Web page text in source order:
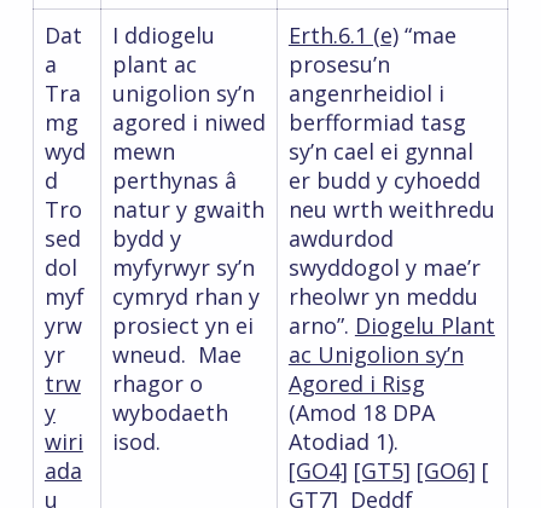
Dat
a
Tra
mg
wyd
d
Tro
sed
dol
myf
yrw
yr
trw
y
wiri
ada
u
I ddiogelu
plant ac
unigolion sy’n
agored i niwed
mewn
perthynas â
natur y gwaith
bydd y
myfyrwyr sy’n
cymryd rhan y
prosiect yn ei
wneud. Mae
rhagor o
wybodaeth
isod.
Erth.6.1 (e)“mae
prosesu’n
angenrheidiol i
berfformiad tasg
sy’n cael ei gynnal
er budd y cyhoedd
neu wrth weithredu
awdurdod
swyddogol y mae’r
rheolwr yn meddu
arno”. Diogelu Plant
ac Unigolion sy’n
Agored i Risg
(Amod 18 DPA
Atodiad 1).
[GO4] [GT5] [GO6] [
GT7] Deddf